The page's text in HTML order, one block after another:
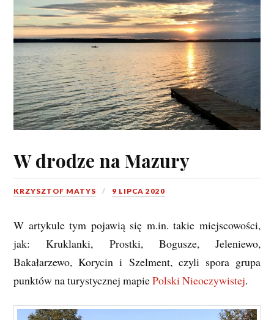
W drodze na Mazury
KRZYSZTOF MATYS 9 LIPCA 2020
W artykule tym pojawią się m.in. takie miejscowości,
jak: Kruklanki, Prostki, Bogusze, Jeleniewo,
Bakałarzewo, Korycin i Szelment, czyli spora grupa
punktów na turystycznej mapiePolski Nieoczywistej.